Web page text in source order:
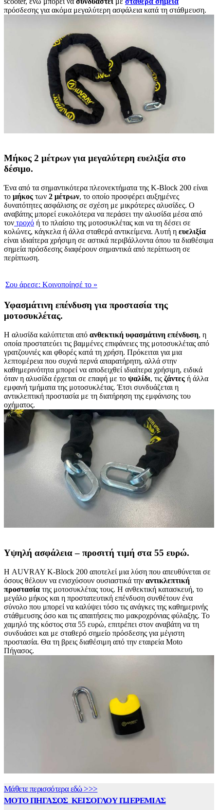
πρόσδεσης για ακόμα μεγαλύτερη ασφάλεια κατά τη στάθμευση.
Μήκος 2 μέτρων για μεγαλύτερη ευελιξία στο
δέσιμο.
Ένα από τα σημαντικότερα πλεονεκτήματα της K-Block 200 είναι
το μήκος των 2 μέτρων, το οποίο προσφέρει αυξημένες
δυνατότητες ασφάλισης σε σχέση με μικρότερες αλυσίδες. Ο
αναβάτης μπορεί ευκολότερα να περάσει την αλυσίδα μέσα από
τον τροχό ή το πλαίσιο της μοτοσυκλέτας και να τη δέσει σε
κολώνες, κάγκελα ή άλλα σταθερά αντικείμενα. Αυτή η ευελιξία
είναι ιδιαίτερα χρήσιμη σε αστικά περιβάλλοντα όπου τα διαθέσιμα
σημεία πρόσδεσης διαφέρουν σημαντικά από περίπτωση σε
περίπτωση.
Σου άρεσε: Κοινοποίησέ το »
Υφασμάτινη επένδυση για προστασία της
μοτοσυκλέτας.
Η αλυσίδα καλύπτεται από ανθεκτική υφασμάτινη επένδυση, η
οποία προστατεύει τις βαμμένες επιφάνειες της μοτοσυκλέτας από
γρατζουνιές και φθορές κατά τη χρήση. Πρόκειται για μια
λεπτομέρεια που συχνά περνά απαρατήρητη, αλλά στην
καθημερινότητα μπορεί να αποδειχθεί ιδιαίτερα χρήσιμη, ειδικά
όταν η αλυσίδα έρχεται σε επαφή με το ψαλίδι, τις ζάντες ή άλλα
εμφανή τμήματα της μοτοσυκλέτας. Έτσι συνδυάζεται η
αντικλεπτική προστασία με τη διατήρηση της εμφάνισης του
οχήματος.
Υψηλή ασφάλεια – προσιτή τιμή στα 55 ευρώ.
Η AUVRAY K-Block 200 αποτελεί μια λύση που απευθύνεται σε
όσους θέλουν να ενισχύσουν ουσιαστικά την αντικλεπτική
προστασία της μοτοσυκλέτας τους. Η ανθεκτική κατασκευή, το
μεγάλο μήκος και η προστατευτική επένδυση συνθέτουν ένα
σύνολο που μπορεί να καλύψει τόσο τις ανάγκες της καθημερινής
στάθμευσης όσο και τις απαιτήσεις πιο μακροχρόνιας φύλαξης. Το
χαμηλό της κόστος στα 55 ευρώ, επιτρέπει στον αναβάτη να τη
συνδυάσει και με σταθερό σημείο πρόσδεσης για μέγιστη
προστασία. Θα τη βρεις διαθέσιμη από την εταιρεία Moto
Πήγασος.
Μάθετε περισσότερα εδώ >>>
ΜΟΤΟ ΠΗΓΑΣΟΣ ΚΕΙΣΟΓΛΟΥ Π.ΙΕΡΕΜΙΑΣ